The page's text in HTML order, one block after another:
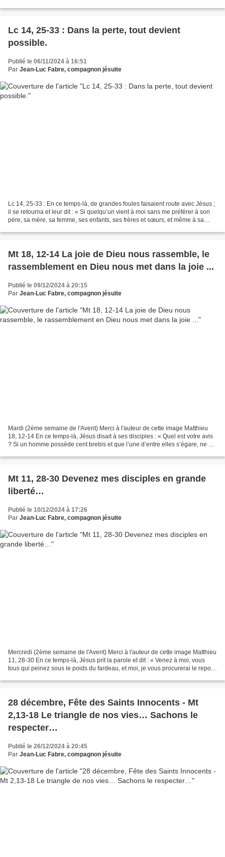
Lc 14, 25-33 : Dans la perte, tout devient
possible.
Publié le 06/11/2024 à 16:51
Par Jean-Luc Fabre, compagnon jésuite
Lc 14, 25-33 : En ce temps-là, de grandes foules faisaient route avec Jésus ;
il se retourna et leur dit : « Si quelqu’un vient à moi sans me préférer à son
père, sa mère, sa femme, ses enfants, ses frères et sœurs, et même à sa
Mt 18, 12-14 La joie de Dieu nous rassemble, le
rassemblement en Dieu nous met dans la joie ...
Publié le 09/12/2024 à 20:15
Par Jean-Luc Fabre, compagnon jésuite
Mardi (2ème semaine de l'Avent) Merci à l'auteur de cette image Matthieu
18, 12-14 En ce temps-là, Jésus disait à ses disciples : « Quel est votre avis
? Si un homme possède cent brebis et que l’une d’entre elles s’égare, ne va-
Mt 11, 28-30 Devenez mes disciples en grande
liberté…
Publié le 10/12/2024 à 17:26
Par Jean-Luc Fabre, compagnon jésuite
Mercredi (2ème semaine de l'Avent) Merci à l'auteur de cette image Matthieu
11, 28-30 En ce temps-là, Jésus prit la parole et dit : « Venez à moi, vous
tous qui peinez sous le poids du fardeau, et moi, je vous procurerai le repos.
28 décembre, Fête des Saints Innocents - Mt
2,13-18 Le triangle de nos vies… Sachons le
respecter…
Publié le 26/12/2024 à 20:45
Par Jean-Luc Fabre, compagnon jésuite